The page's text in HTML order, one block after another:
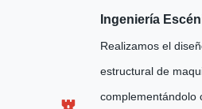
Ingeniería
Realizamos el
estructural de
complementándolo